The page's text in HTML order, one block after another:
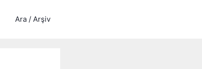
Ara / Arşiv